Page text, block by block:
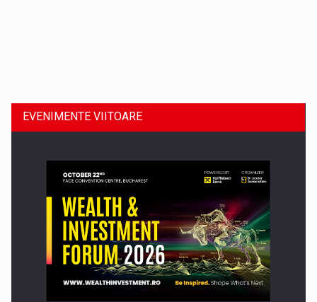
Comunicat de presa: Joburile part-time reincep sa intre pe…
EVENIMENTE VIITOARE